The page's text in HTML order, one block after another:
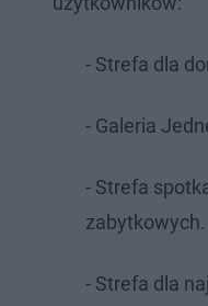
- Strefa dla
- Galeria
- Strefa
zabytkowych.
- Strefa dla